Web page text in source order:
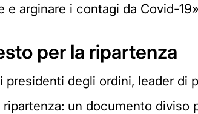
arginare i contagi da Covid-
per la ripartenza
presidenti degli ordini, leader
un documento